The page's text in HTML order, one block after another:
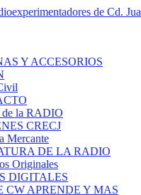
Y ACCESORIOS
de la RADIO
CRECJ
Mercante
DE LA RADIO
Originales
DIGITALES
CW APRENDE Y MAS